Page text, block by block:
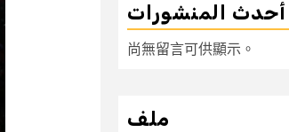
أحدث المنشورات
尚無留言可供顯示。
ملف